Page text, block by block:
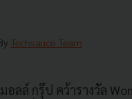
Techsauce Team
ลล์ กรุ๊ป คว้ารางวัล